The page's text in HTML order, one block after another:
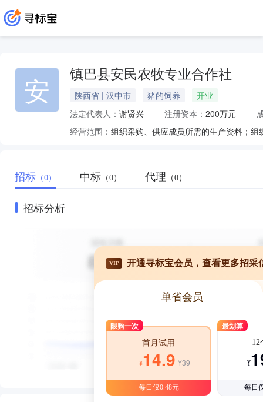
安 镇巴县安民农牧专业合作社
陕西省 | 汉中市 猪的饲养
开业
法定代表人： 谢贤兴 注册资本： 200万元
经营范围：
招标 （0） 中标 （0） 代理 （0）
招标分析
VIP 开通寻标宝会员，查看更多招采
单省会员
限购一次
首月试用
¥14.9 ¥39
每日仅0.48元
最划算
12
¥
每日